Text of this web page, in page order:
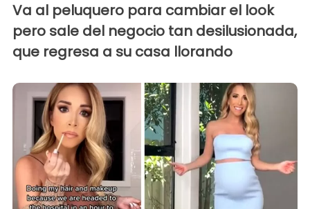
Va al peluquero para cambiar el look
pero sale del negocio tan desilusionada,
que regresa a su casa llorando